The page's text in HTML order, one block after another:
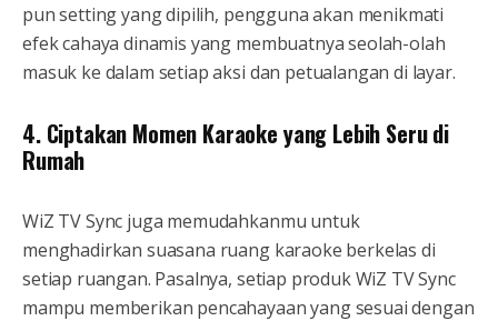
pun setting yang dipilih, pengguna akan menikmati
efek cahaya dinamis yang membuatnya seolah-olah
masuk ke dalam setiap aksi dan petualangan di layar.
4. Ciptakan Momen Karaoke yang Lebih Seru di
Rumah
WiZ TV Sync juga memudahkanmu untuk
menghadirkan suasana ruang karaoke berkelas di
setiap ruangan. Pasalnya, setiap produk WiZ TV Sync
mampu memberikan pencahayaan yang sesuai dengan